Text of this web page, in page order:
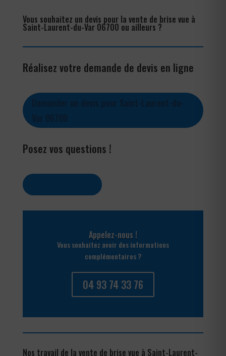
Vous souhaitez un devis pour la vente de brise vue à
Saint-Laurent-du-Var 06700 ou ailleurs ?
Réalisez votre demande de devis en ligne
Posez vos questions !
Appelez-nous !
Vous souhaitez avoir des informations
complémentaires ?
04 93 74 33 76
Nos travail de la vente de brise vue à Saint-Laurent-